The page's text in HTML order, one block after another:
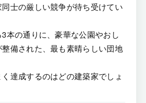
士の厳しい競争が待ち受けてい
本の通りに、豪華な公園やおし
備された、最も素晴らしい団地
達成するのはどの建築家でしょ